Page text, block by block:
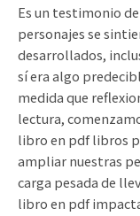
Es un testimonio
personajes se
desarrollados,
sí era algo
medida que
lectura,
libro en pdf libros
ampliar nuestras
carga pesada de
libro en pdf